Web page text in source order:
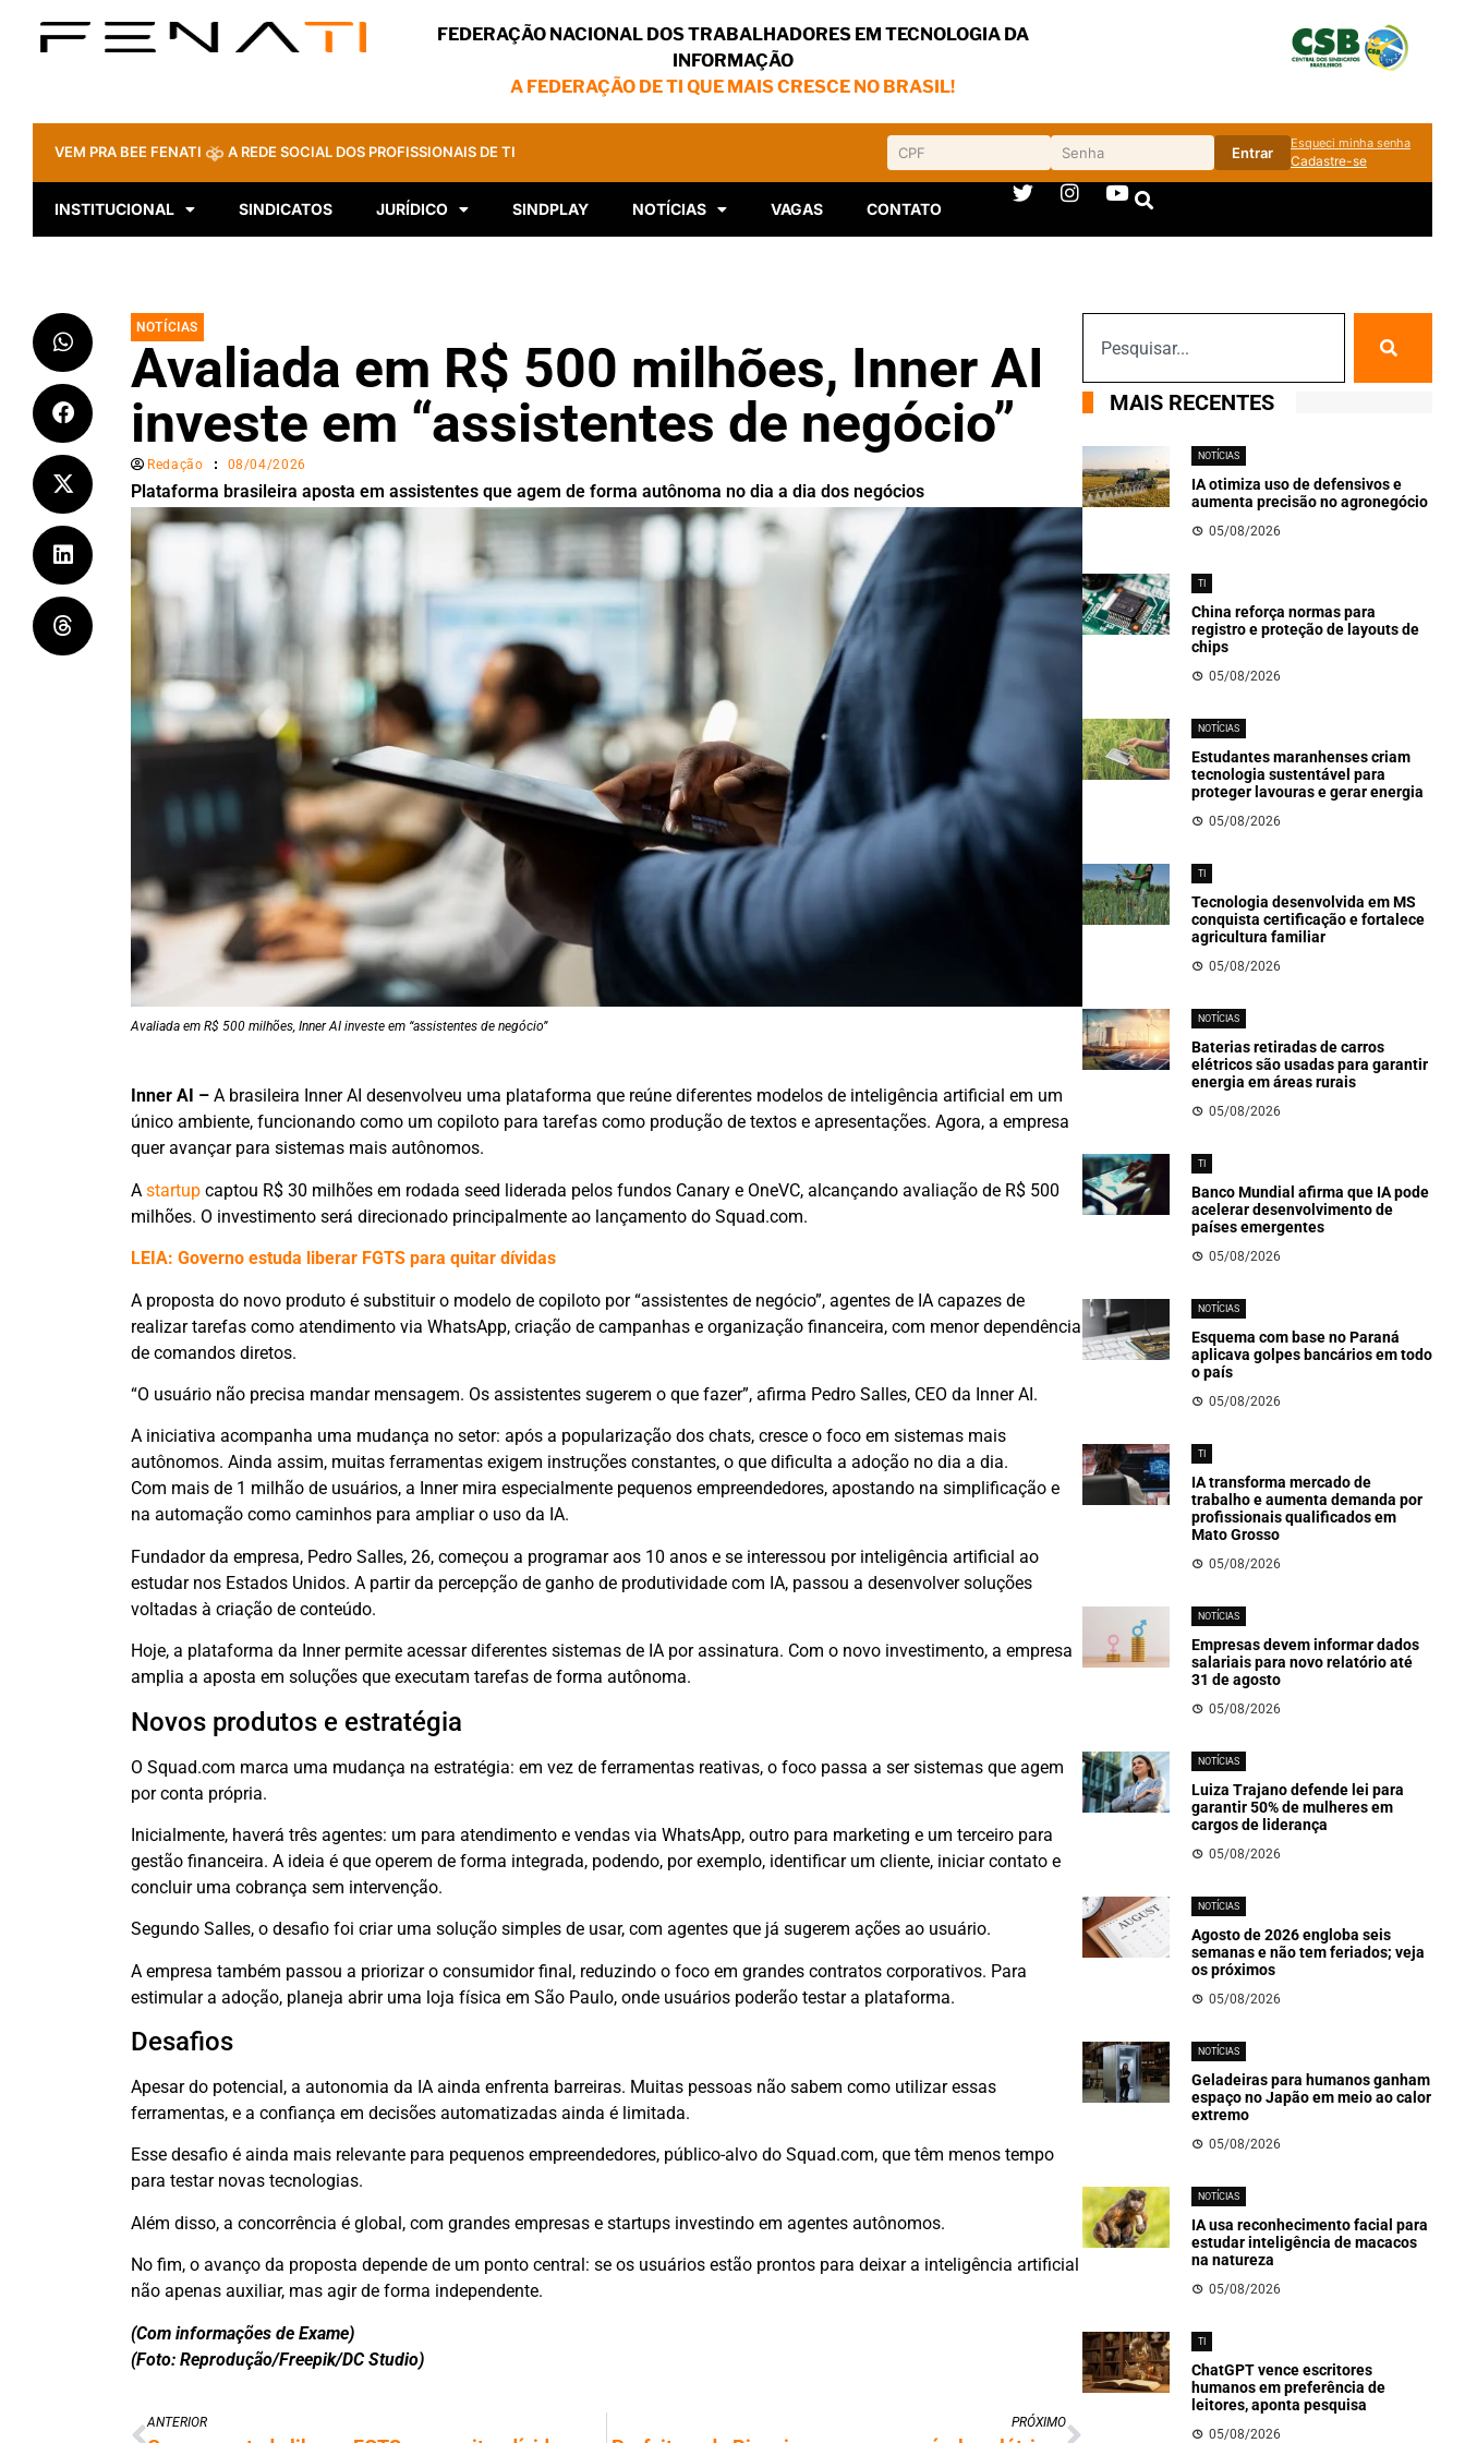
FEDERAÇÃO NACIONAL DOS TRABALHADORES EM TECNOLOGIA DA
INFORMAÇÃO
A FEDERAÇÃO DE TI QUE MAIS CRESCE NO BRASIL!
VEM PRA BEE FENATI A REDE SOCIAL DOS PROFISSIONAIS DE TI Entrar
Esqueci minha senha
Cadastre-se
INSTITUCIONAL SINDICATOS JURÍDICO SINDPLAY NOTÍCIAS VAGAS CONTATO
NOTÍCIAS
Avaliada em R$ 500 milhões, Inner AI
investe em “assistentes de negócio”
Redação 08/04/2026
Plataforma brasileira aposta em assistentes que agem de forma autônoma no dia a dia dos negócios
Avaliada em R$ 500 milhões, Inner AI investe em “assistentes de negócio”
Inner AI –A brasileira Inner AI desenvolveu uma plataforma que reúne diferentes modelos de inteligência artificial em um
único ambiente, funcionando como um copiloto para tarefas como produção de textos e apresentações. Agora, a empresa
quer avançar para sistemas mais autônomos.
A startupcaptou R$ 30 milhões em rodada seed liderada pelos fundos Canary e OneVC, alcançando avaliação de R$ 500
milhões. O investimento será direcionado principalmente ao lançamento do Squad.com.
LEIA: Governo estuda liberar FGTS para quitar dívidas
A proposta do novo produto é substituir o modelo de copiloto por “assistentes de negócio”, agentes de IA capazes de
realizar tarefas como atendimento via WhatsApp, criação de campanhas e organização financeira, com menor dependência
de comandos diretos.
“O usuário não precisa mandar mensagem. Os assistentes sugerem o que fazer”, afirma Pedro Salles, CEO da Inner AI.
A iniciativa acompanha uma mudança no setor: após a popularização dos chats, cresce o foco em sistemas mais
autônomos. Ainda assim, muitas ferramentas exigem instruções constantes, o que dificulta a adoção no dia a dia.
Com mais de 1 milhão de usuários, a Inner mira especialmente pequenos empreendedores, apostando na simplificação e
na automação como caminhos para ampliar o uso da IA.
Fundador da empresa, Pedro Salles, 26, começou a programar aos 10 anos e se interessou por inteligência artificial ao
estudar nos Estados Unidos. A partir da percepção de ganho de produtividade com IA, passou a desenvolver soluções
voltadas à criação de conteúdo.
Hoje, a plataforma da Inner permite acessar diferentes sistemas de IA por assinatura. Com o novo investimento, a empresa
amplia a aposta em soluções que executam tarefas de forma autônoma.
Novos produtos e estratégia
O Squad.com marca uma mudança na estratégia: em vez de ferramentas reativas, o foco passa a ser sistemas que agem
por conta própria.
Inicialmente, haverá três agentes: um para atendimento e vendas via WhatsApp, outro para marketing e um terceiro para
gestão financeira. A ideia é que operem de forma integrada, podendo, por exemplo, identificar um cliente, iniciar contato e
concluir uma cobrança sem intervenção.
Segundo Salles, o desafio foi criar uma solução simples de usar, com agentes que já sugerem ações ao usuário.
A empresa também passou a priorizar o consumidor final, reduzindo o foco em grandes contratos corporativos. Para
estimular a adoção, planeja abrir uma loja física em São Paulo, onde usuários poderão testar a plataforma.
Desafios
Apesar do potencial, a autonomia da IA ainda enfrenta barreiras. Muitas pessoas não sabem como utilizar essas
ferramentas, e a confiança em decisões automatizadas ainda é limitada.
Esse desafio é ainda mais relevante para pequenos empreendedores, público-alvo do Squad.com, que têm menos tempo
para testar novas tecnologias.
Além disso, a concorrência é global, com grandes empresas e startups investindo em agentes autônomos.
No fim, o avanço da proposta depende de um ponto central: se os usuários estão prontos para deixar a inteligência artificial
não apenas auxiliar, mas agir de forma independente.
(Com informações de Exame)
(Foto: Reprodução/Freepik/DC Studio)
ANTERIOR PRÓXIMO
MAIS RECENTES
NOTÍCIAS
IA otimiza uso de defensivos e
aumenta precisão no agronegócio
05/08/2026
TI
China reforça normas para
registro e proteção de layouts de
chips
05/08/2026
NOTÍCIAS
Estudantes maranhenses criam
tecnologia sustentável para
proteger lavouras e gerar energia
05/08/2026
TI
Tecnologia desenvolvida em MS
conquista certificação e fortalece
agricultura familiar
05/08/2026
NOTÍCIAS
Baterias retiradas de carros
elétricos são usadas para garantir
energia em áreas rurais
05/08/2026
TI
Banco Mundial afirma que IA pode
acelerar desenvolvimento de
países emergentes
05/08/2026
NOTÍCIAS
Esquema com base no Paraná
aplicava golpes bancários em todo
o país
05/08/2026
TI
IA transforma mercado de
trabalho e aumenta demanda por
profissionais qualificados em
Mato Grosso
05/08/2026
NOTÍCIAS
Empresas devem informar dados
salariais para novo relatório até
31 de agosto
05/08/2026
NOTÍCIAS
Luiza Trajano defende lei para
garantir 50% de mulheres em
cargos de liderança
05/08/2026
NOTÍCIAS
Agosto de 2026 engloba seis
semanas e não tem feriados; veja
os próximos
05/08/2026
NOTÍCIAS
Geladeiras para humanos ganham
espaço no Japão em meio ao calor
extremo
05/08/2026
NOTÍCIAS
IA usa reconhecimento facial para
estudar inteligência de macacos
na natureza
05/08/2026
TI
ChatGPT vence escritores
humanos em preferência de
leitores, aponta pesquisa
05/08/2026